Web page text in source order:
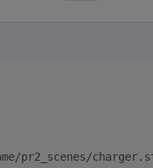
pr2_scenes/